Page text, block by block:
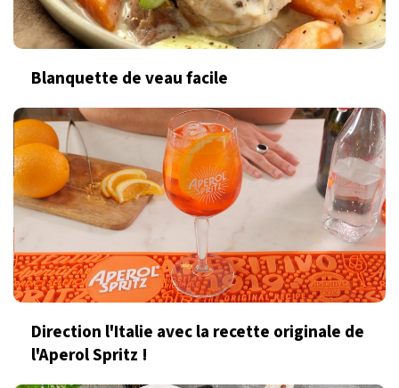
Blanquette de veau facile
Direction l'Italie avec la recette originale de
l'Aperol Spritz !